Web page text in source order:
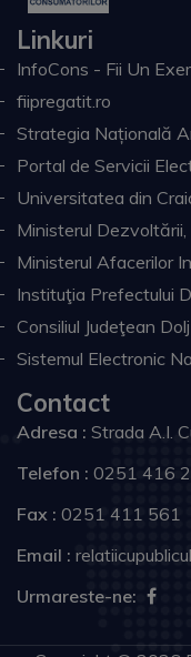
Linkuri
InfoCons - Fii Un
fiipregatit.ro
Strategia Națională
Portal de Servicii
Universitatea din
Ministerul
Ministerul Afacerilor
Instituţia Prefectului
Consiliul Judeţean Dolj
Sistemul Electronic
Contact
Adresa : Strada A.I.
Telefon : 0251 416
Fax : 0251 411 561
Email :
Urmareste-ne: